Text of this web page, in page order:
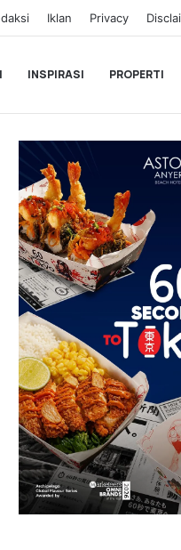
Iklan Privacy
INSPIRASI PROPERTI